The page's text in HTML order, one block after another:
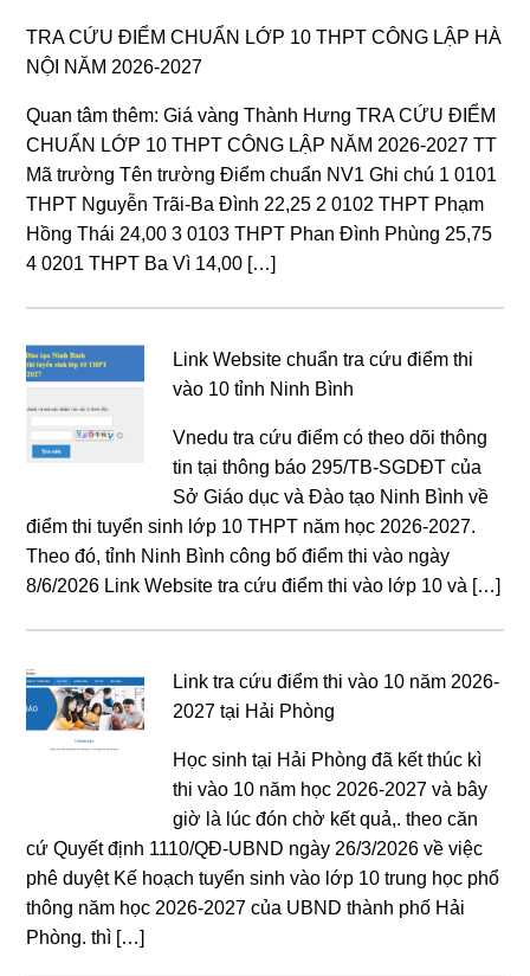
TRA CỨU ĐIỂM CHUẨN LỚP 10 THPT CÔNG LẬP HÀ
NỘI NĂM 2026-2027
Quan tâm thêm: Giá vàng Thành Hưng TRA CỨU ĐIỂM
CHUẨN LỚP 10 THPT CÔNG LẬP NĂM 2026-2027 TT
Mã trường Tên trường Điểm chuẩn NV1 Ghi chú 1 0101
THPT Nguyễn Trãi-Ba Đình 22,25 2 0102 THPT Phạm
Hồng Thái 24,00 3 0103 THPT Phan Đình Phùng 25,75
4 0201 THPT Ba Vì 14,00 […]
Link Website chuẩn tra cứu điểm thi
vào 10 tỉnh Ninh Bình
Vnedu tra cứu điểm có theo dõi thông
tin tại thông báo 295/TB-SGDĐT của
Sở Giáo dục và Đào tạo Ninh Bình về
điểm thi tuyển sinh lớp 10 THPT năm học 2026-2027.
Theo đó, tỉnh Ninh Bình công bố điểm thi vào ngày
8/6/2026 Link Website tra cứu điểm thi vào lớp 10 và […]
Link tra cứu điểm thi vào 10 năm 2026-
2027 tại Hải Phòng
Học sinh tại Hải Phòng đã kết thúc kì
thi vào 10 năm học 2026-2027 và bây
giờ là lúc đón chờ kết quả,. theo căn
cứ Quyết định 1110/QĐ-UBND ngày 26/3/2026 về việc
phê duyệt Kế hoạch tuyển sinh vào lớp 10 trung học phổ
thông năm học 2026-2027 của UBND thành phố Hải
Phòng. thì […]